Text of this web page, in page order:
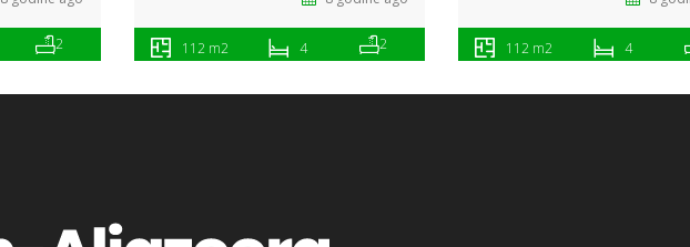
2 112 m2 4 2 112 m2 4